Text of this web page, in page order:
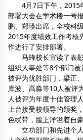
4月7日下午，2015
部署大会在学术楼一号
鹏、郑瑛出席，全校科
2015年度绩效工作考核
作进行了安排部署。
马蜂校长宣读了表
组织人事处等8个部门
被评为优胜部门，梁正
库波、高淼等10人被评
人被评为年度十佳管理
上台接受校领导的颁奖
色绶带，脸上洋溢着自豪
立功部门和先进个